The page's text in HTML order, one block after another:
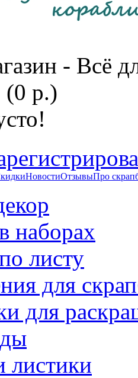
- Всё
(0 р.)
НовостиОтзывыПро
наборах
листу
для
для
листики